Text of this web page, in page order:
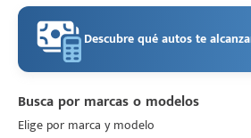
Descubre qué autos te
Busca por marcas o modelos
Elige por marca y modelo